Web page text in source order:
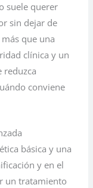
suele querer
sin dejar de
que una
clínica y un
reduzca
conviene
básica y una
y en el
un tratamiento